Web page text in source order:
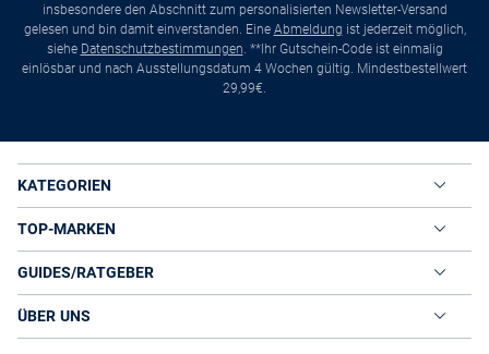
insbesondere den Abschnitt zum personalisierten Newsletter-Versand
gelesen und bin damit einverstanden. Eine Abmeldung ist jederzeit möglich,
siehe Datenschutzbestimmungen. **Ihr Gutschein-Code ist einmalig
einlösbar und nach Ausstellungsdatum 4 Wochen gültig. Mindestbestellwert
29,99€.
KATEGORIEN
TOP-MARKEN
GUIDES/RATGEBER
ÜBER UNS